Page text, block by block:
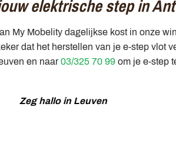
elektrische step in
My Mobelity dagelijkse kost in onze
dat het herstellen van je e-step vlot
en naar03/325 70 99 om je e-step
Zeg hallo in Leuven